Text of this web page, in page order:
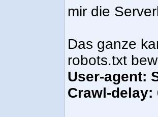
mir die
Das ganze
robots.txt
User-agent:
Crawl-delay: